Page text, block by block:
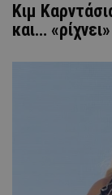
Κιμ
και…